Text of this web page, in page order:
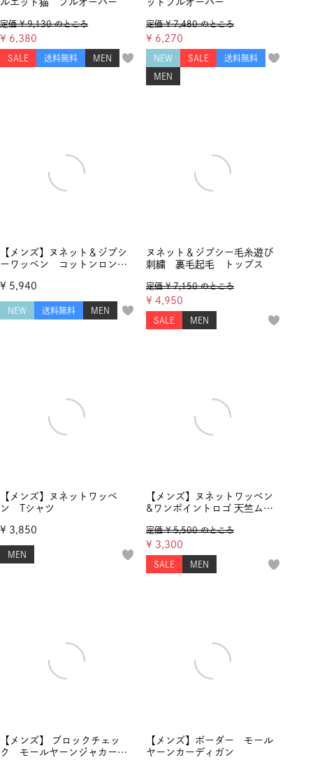
ルエット猫 プルオーバー
定価 ¥ 9,130 のところ
¥ 6,380
SALE 送料無料 MEN
ットプルオーバー
定価 ¥ 7,480 のところ
¥ 6,270
NEW SALE 送料無料
MEN
【メンズ】ヌネット＆ジプシ
ーワッペン コットンロングT
¥ 5,940
NEW 送料無料 MEN
ヌネット＆ジプシー毛糸遊び
刺繍 裏毛起毛 トップス
定価 ¥ 7,150 のところ
¥ 4,950
SALE MEN
【メンズ】ヌネットワッペ
ン Tシャツ
¥ 3,850
MEN
【メンズ】ヌネットワッペン
&ワンポイントロゴ 天竺ムジT
定価 ¥ 5,500 のところ
¥ 3,300
SALE MEN
【メンズ】 ブロックチェッ
ク モールヤーンジャカー
【メンズ】ボーダー モール
ヤーンカーディガン